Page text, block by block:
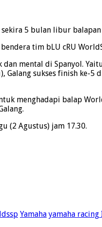
5 bulan libur
tim bLU cRU
mental di Spanyol.
sukses finish ke-5
menghadapi balap
(2 Agustus) jam 17.30.
Yamaha yamaha racing